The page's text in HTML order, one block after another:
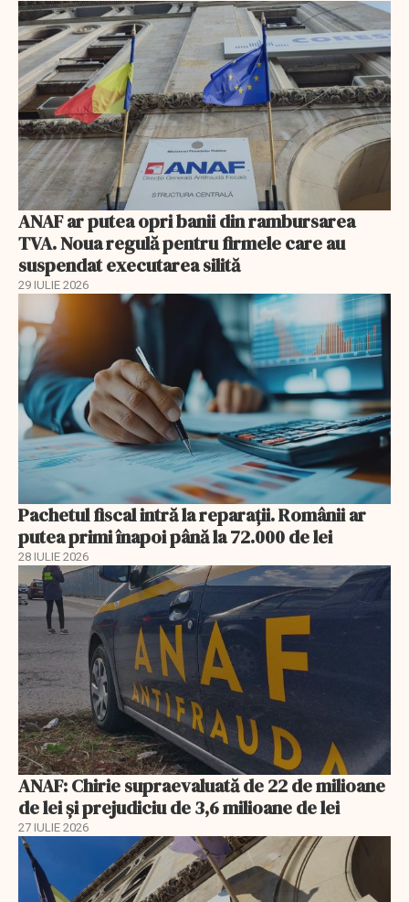
ANAF ar putea opri banii din rambursarea
TVA. Noua regulă pentru firmele care au
suspendat executarea silită
29 IULIE 2026
Pachetul fiscal intră la reparații. Românii ar
putea primi înapoi până la 72.000 de lei
28 IULIE 2026
ANAF: Chirie supraevaluată de 22 de milioane
de lei și prejudiciu de 3,6 milioane de lei
27 IULIE 2026